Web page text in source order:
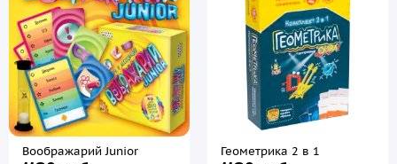
Воображарий Junior Геометрика 2 в 1